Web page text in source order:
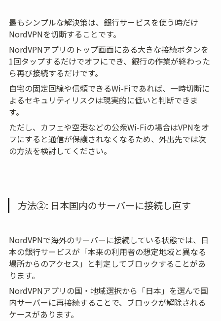
最もシンプルな解決策は、銀行サービスを使う時だけ
NordVPNを切断することです。
NordVPNアプリのトップ画面にある大きな接続ボタンを
1回タップするだけでオフにでき、銀行の作業が終わった
ら再び接続するだけです。
自宅の固定回線や信頼できるWi-Fiであれば、一時切断に
よるセキュリティリスクは現実的に低いと判断できま
す。
ただし、カフェや空港などの公衆Wi-Fiの場合はVPNをオ
フにすると通信が保護されなくなるため、外出先では次
の方法を検討してください。
方法②: 日本国内のサーバーに接続し直す
NordVPNで海外のサーバーに接続している状態では、日
本の銀行サービスが「本来の利用者の想定地域と異なる
場所からのアクセス」と判定してブロックすることがあ
ります。
NordVPNアプリの国・地域選択から「日本」を選んで国
内サーバーに再接続することで、ブロックが解除される
ケースがあります。